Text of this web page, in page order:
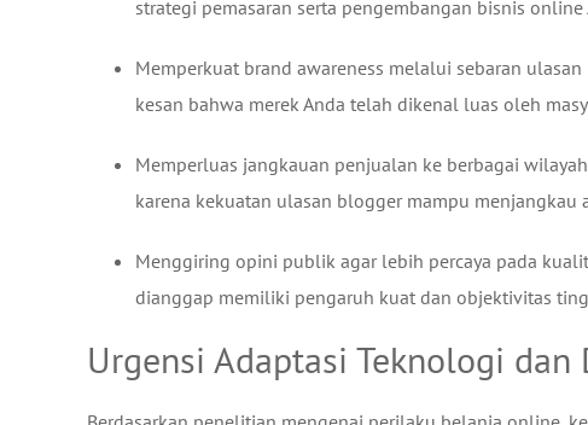
strategi pemasaran serta pengembangan bisnis online
Memperkuat brand awareness melalui sebaran
kesan bahwa merek Anda telah dikenal luas oleh
Memperluas jangkauan penjualan ke berbagai
karena kekuatan ulasan blogger mampu menjangkau
Menggiring opini publik agar lebih percaya pada
dianggap memiliki pengaruh kuat dan objektivitas
Urgensi Adaptasi Teknologi